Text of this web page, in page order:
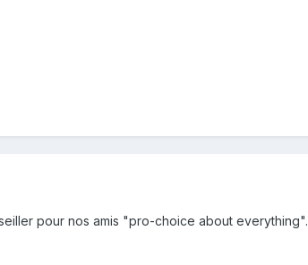
pour nos amis "pro-choice about everything".